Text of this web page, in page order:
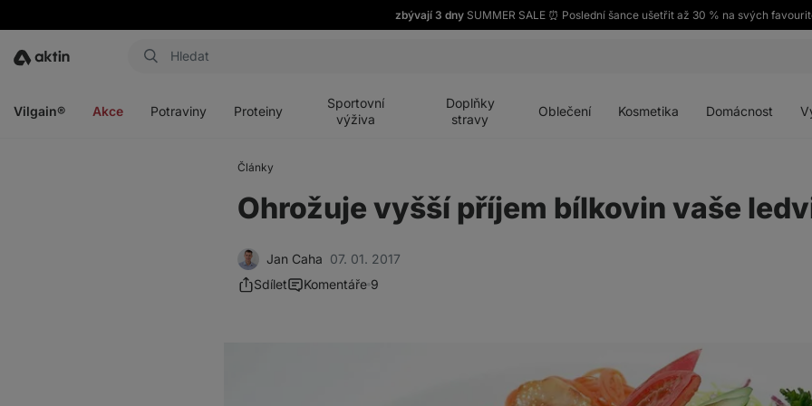
zbývají 3 dny SUMMER SALE ⏰ Poslední šance ušetřit až 30 % na svých
Aktin
Vilgain® Akce Potraviny Proteiny
Sportovní
výživa
Doplňky
stravy
Oblečení Kosmetika Domácnost
Články
Ohrožuje vyšší příjem bílkovin vaše
Jan Caha 07. 01. 2017
Sdílet
Komentáře 9